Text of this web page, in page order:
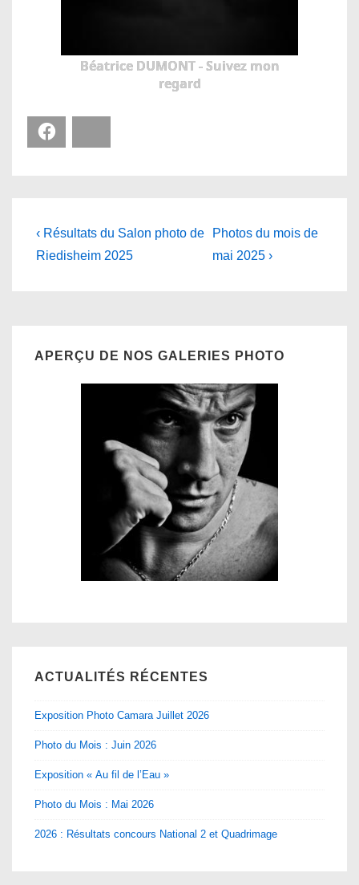
Béatrice DUMONT - Suivez mon
regard
Navigation
de
Previous
Post
‹ Résultats du Salon photo de
Riedisheim 2025
Next
Post
Photos du mois de
mai 2025 ›
APERÇU DE NOS GALERIES PHOTO
ACTUALITÉS RÉCENTES
Exposition Photo Camara Juillet 2026
Photo du Mois : Juin 2026
Exposition « Au fil de l’Eau »
Photo du Mois : Mai 2026
2026 : Résultats concours National 2 et Quadrimage